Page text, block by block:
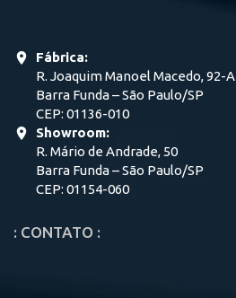
Fábrica:
R. Joaquim Manoel Macedo, 92-A
Barra Funda – São Paulo/SP
CEP: 01136-010
Showroom:
R. Mário de Andrade, 50
Barra Funda – São Paulo/SP
CEP: 01154-060
: CONTATO :